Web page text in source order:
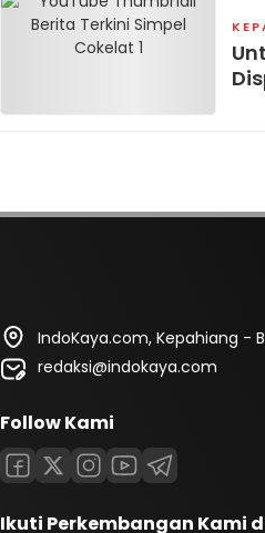
IndoKaya.com, Kepahiang -
redaksi@indokaya.com
Follow Kami
Ikuti Perkembangan Kami